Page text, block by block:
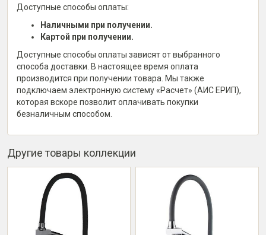
Доступные способы оплаты:
Наличными при получении.
Картой при получении.
Доступные способы оплаты зависят от выбранного
способа доставки. В настоящее время оплата
производится при получении товара. Мы также
подключаем электронную систему «Расчет» (АИС ЕРИП),
которая вскоре позволит оплачивать покупки
безналичным способом.
Другие товары коллекции